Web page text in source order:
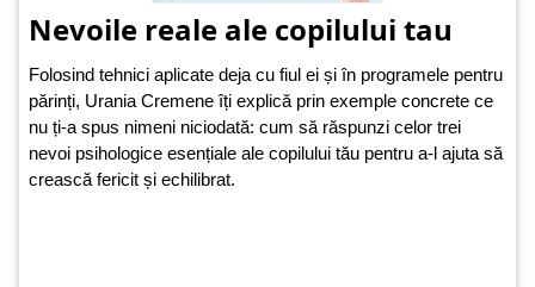
Nevoile reale ale copilului tau
Folosind tehnici aplicate deja cu fiul ei și în programele pentru
părinți, Urania Cremene îți explică prin exemple concrete ce
nu ți-a spus nimeni niciodată: cum să răspunzi celor trei
nevoi psihologice esențiale ale copilului tău pentru a-l ajuta să
crească fericit și echilibrat.